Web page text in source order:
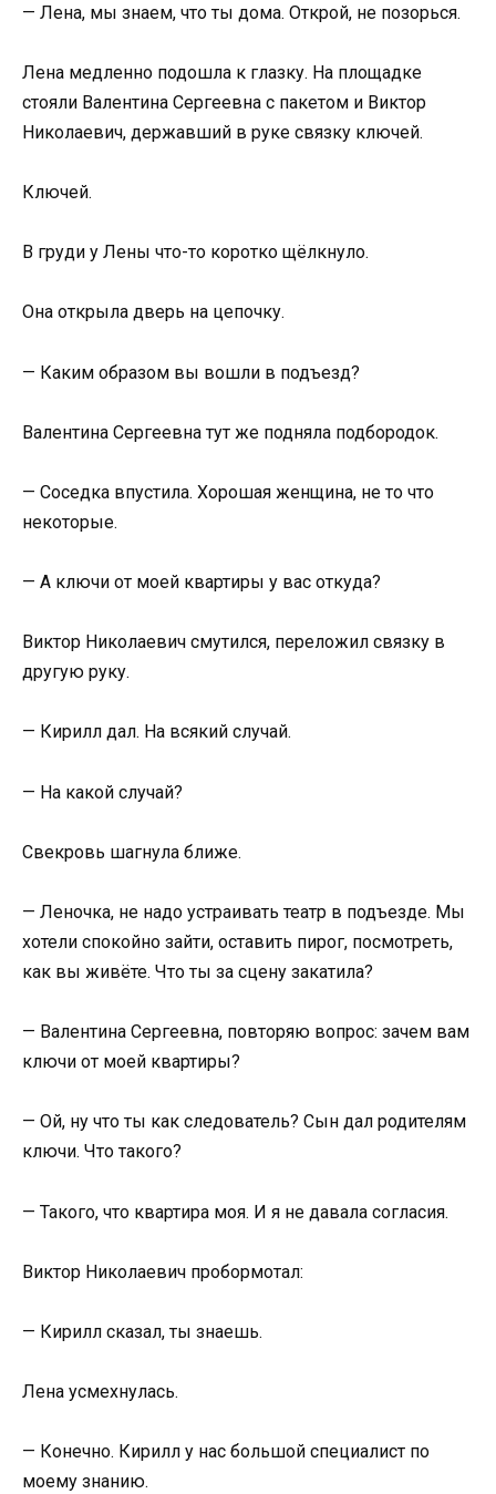
— Лена, мы знаем, что ты дома. Открой, не позорься.
Лена медленно подошла к глазку. На площадке
стояли Валентина Сергеевна с пакетом и Виктор
Николаевич, державший в руке связку ключей.
Ключей.
В груди у Лены что-то коротко щёлкнуло.
Она открыла дверь на цепочку.
— Каким образом вы вошли в подъезд?
Валентина Сергеевна тут же подняла подбородок.
— Соседка впустила. Хорошая женщина, не то что
некоторые.
— А ключи от моей квартиры у вас откуда?
Виктор Николаевич смутился, переложил связку в
другую руку.
— Кирилл дал. На всякий случай.
— На какой случай?
Свекровь шагнула ближе.
— Леночка, не надо устраивать театр в подъезде. Мы
хотели спокойно зайти, оставить пирог, посмотреть,
как вы живёте. Что ты за сцену закатила?
— Валентина Сергеевна, повторяю вопрос: зачем вам
ключи от моей квартиры?
— Ой, ну что ты как следователь? Сын дал родителям
ключи. Что такого?
— Такого, что квартира моя. И я не давала согласия.
Виктор Николаевич пробормотал:
— Кирилл сказал, ты знаешь.
Лена усмехнулась.
— Конечно. Кирилл у нас большой специалист по
моему знанию.